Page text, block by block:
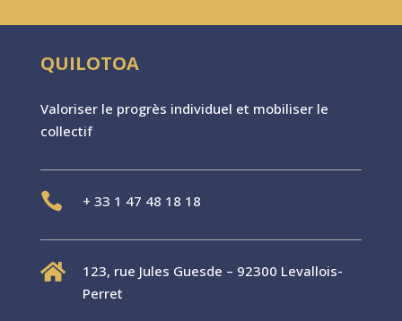
QUILOTOA
Valoriser le progrès individuel et mobiliser le
collectif
 + 33 1 47 48 18 18

123, rue Jules Guesde – 92300 Levallois-
Perret